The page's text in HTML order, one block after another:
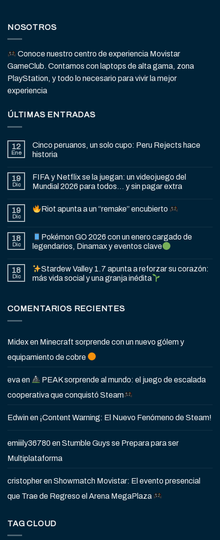
NOSOTROS
Conoce nuestro centro de experiencia Movistar
GameClub. Contamos con laptops de alta gama, zona
PlayStation, y todo lo necesario para vivir la mejor
experiencia
ÚLTIMAS ENTRADAS
12
Ene
Cinco peruanos, un solo cupo: Peru Rejects hace
historia
19
Dic
FIFA y Netflix se la juegan: un videojuego del
Mundial 2026 para todos… y sin pagar extra
19
Dic
Riot apunta a un “remake” encubierto
18
Dic
Pokémon GO 2026 con un enero cargado de
legendarios, Dinamax y eventos clave
18
Dic
Stardew Valley 1.7 apunta a reforzar su corazón:
más vida social y una granja inédita
COMENTARIOS RECIENTES
Midexen Minecraft sorprende con un nuevo gólem y
equipamiento de cobre
evaen
PEAK sorprende al mundo: el juego de escalada
cooperativa que conquistó Steam
Edwinen ¡Content Warning: El Nuevo Fenómeno de Steam!
emiiily36780enStumble Guys se Prepara para ser
Multiplataforma
cristopherenShowmatch Movistar: El evento presencial
que Trae de Regreso el Arena MegaPlaza
TAG CLOUD